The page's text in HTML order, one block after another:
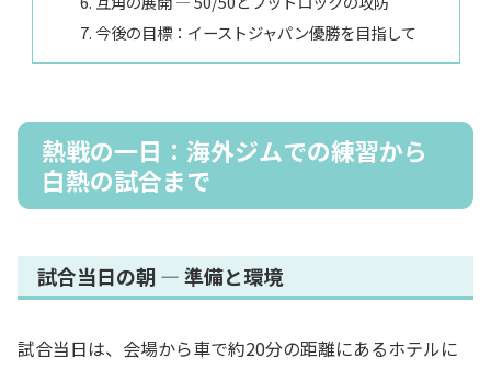
今後の目標：イーストジャパン優勝を目指して
熱戦の一日：海外ジムでの練習から
白熱の試合まで
試合当日の朝 ― 準備と環境
試合当日は、会場から車で約20分の距離にあるホテルに